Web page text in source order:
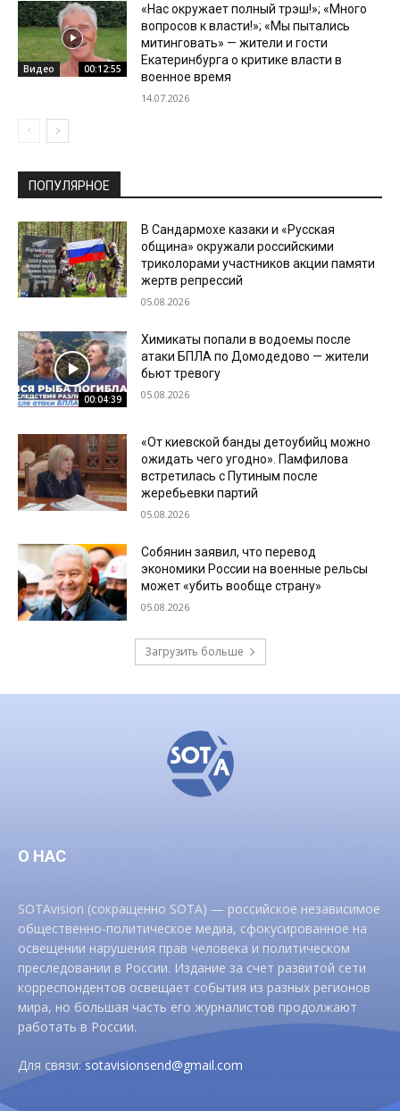
Видео 00:12:55
«Нас окружает полный трэш!»; «Много
вопросов к власти!»; «Мы пытались
митинговать» — жители и гости
Екатеринбурга о критике власти в
военное время
14.07.2026
ПОПУЛЯРНОЕ
В Сандармохе казаки и «Русская
община» окружали российскими
триколорами участников акции памяти
жертв репрессий
05.08.2026
00:04:39
Химикаты попали в водоемы после
атаки БПЛА по Домодедово — жители
бьют тревогу
05.08.2026
«От киевской банды детоубийц можно
ожидать чего угодно». Памфилова
встретилась с Путиным после
жеребьевки партий
05.08.2026
Собянин заявил, что перевод
экономики России на военные рельсы
может «убить вообще страну»
05.08.2026
Загрузить больше
О НАС
SOTAvision (сокращенно SOTA) — российское независимое
общественно-политическое медиа, сфокусированное на
освещении нарушения прав человека и политическом
преследовании в России. Издание за счет развитой сети
корреспондентов освещает события из разных регионов
мира, но большая часть его журналистов продолжают
работать в России.
Для связи:sotavisionsend@gmail.com